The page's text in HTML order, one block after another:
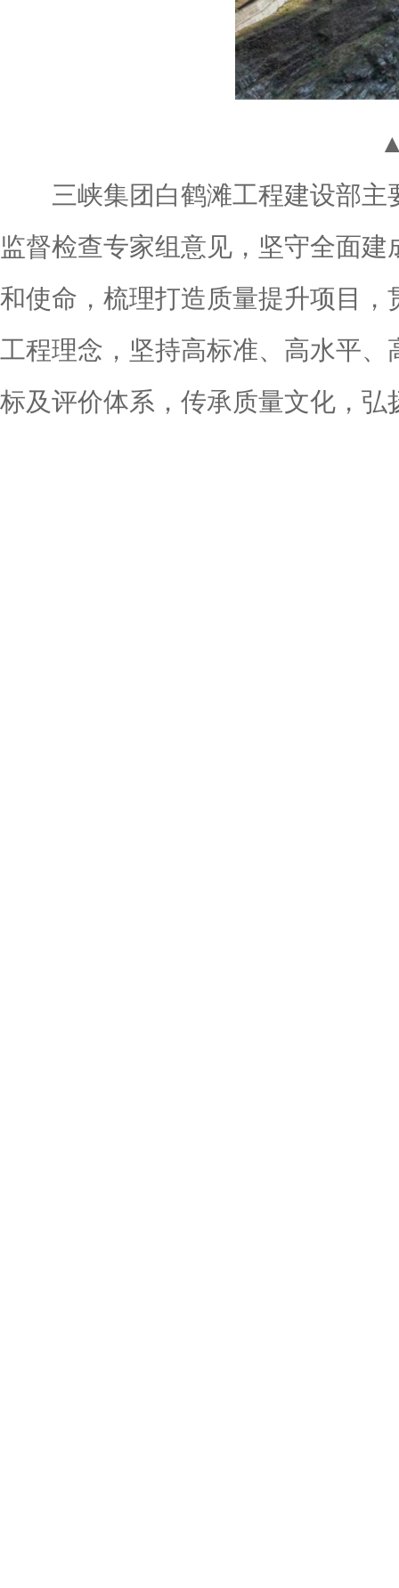
三峡集团白鹤滩工程建设部主
监督检查专家组意见，坚守全面
和使命，梳理打造质量提升项目
工程理念，坚持高标准、高水平
标及评价体系，传承质量文化，